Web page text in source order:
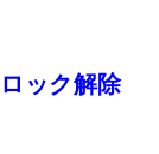
ック解除